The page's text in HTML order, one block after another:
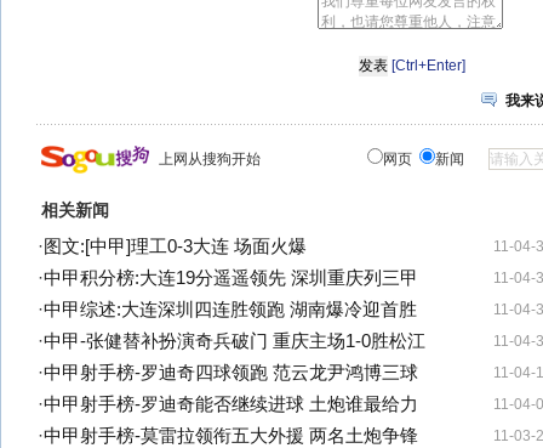
[Ctrl+Enter]
我来
上网从搜狗开始 网页 新闻
相关新闻
11-04-
· 图文:[中甲]理工0-3大连 场面火爆
11-04-
·中甲积分榜:大连19分遥遥领先 深圳重庆列三甲
11-04-
·中甲综述:大连深圳四连胜领跑 湖南爆冷迎首胜
11-04-
·中甲-张健替补扮演奇兵破门 重庆主场1-0胜松江
11-04-
·中甲射手榜-罗迪奇四球领跑 范云龙尹鸿博三球
11-04-
·中甲射手榜-罗迪奇能否继续进球 土炮谁最给力
11-03-
·中甲射手榜-莫雷拉领衔五大外援 两名土炮争锋